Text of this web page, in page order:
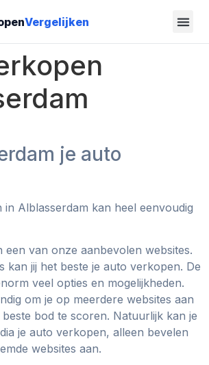
Vergelijken
je auto
Alblasserdam kan heel eenvoudig
een van onze aanbevolen websites.
kan jij het beste je auto verkopen. De
veel opties en mogelijkheden.
om je op meerdere websites aan
bod te scoren. Natuurlijk kan je
je auto verkopen, alleen bevelen
websites aan.